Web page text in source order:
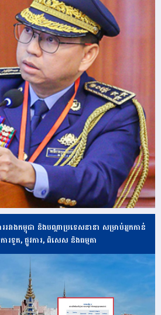
វាងកម្ពុជា និងបណ្ដាប្រទេសនានា សម្រាប់អ្នកកាន់
រទូត, ផ្លូវការ, ពិសេស និងធម្មតា